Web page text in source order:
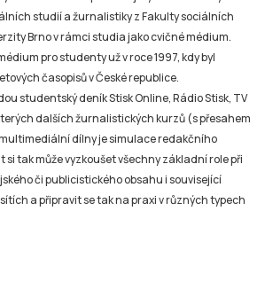
studií a žurnalistiky z Fakulty sociálních
Brno v rámci studia jako cvičné médium.
pro studenty už v roce 1997, kdy byl
časopisů v České republice.
studentský deník Stisk Online, Rádio Stisk, TV
dalších žurnalistických kurzů (s přesahem
dílny je simulace redakčního
tak může vyzkoušet všechny základní role při
či publicistického obsahu i související
a připravit se tak na praxi v různých typech